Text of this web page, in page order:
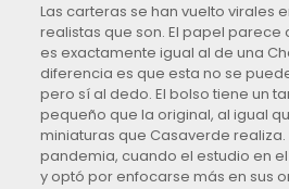
Las carteras se han vuelto virales
realistas que son. El papel parece
es exactamente igual al de una
diferencia es que esta no se
pero sí al dedo. El bolso tiene un
pequeño que la original, al igual
miniaturas que Casaverde realiza.
pandemia, cuando el estudio en
y optó por enfocarse más en sus